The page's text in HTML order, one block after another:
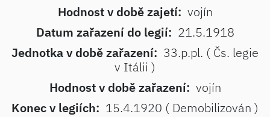
Hodnost v době zajetí: vojín
Datum zařazení do legií: 21.5.1918
Jednotka v době zařazení: 33.p.pl. ( Čs. legie
v Itálii )
Hodnost v době zařazení: vojín
Konec v legiích: 15.4.1920 ( Demobilizován )